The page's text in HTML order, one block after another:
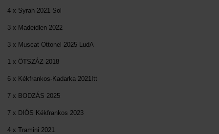
4 x Syrah 2021 Sol
3 x Madeidlen 2022
3 x Muscat Ottonel 2025 LudA
1 x ÖTSZÁZ 2018
6 x Kékfrankos-Kadarka 2021Itt
7 x BODZÁS 2025
7 x DIÓS Kékfrankos 2023
4 x Tramini 2021